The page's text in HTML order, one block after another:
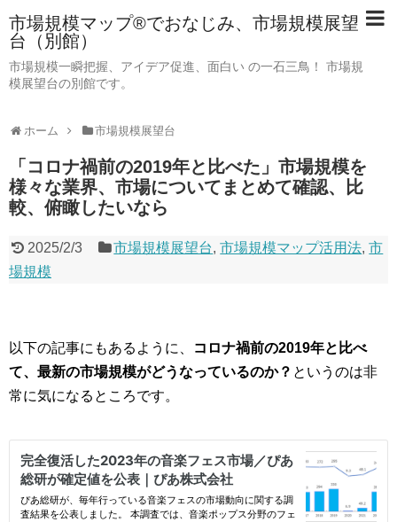
市場規模マップ®でおなじみ、市場規模展望
台（別館）
市場規模一瞬把握、アイデア促進、面白い の一石三鳥！ 市場規
模展望台の別館です。
ホーム 市場規模展望台
「コロナ禍前の2019年と比べた」市場規模を
様々な業界、市場についてまとめて確認、比
較、俯瞰したいなら
2025/2/3 市場規模展望台,市場規模マップ活用法,市
場規模
以下の記事にもあるように、
コロナ禍前の2019年と比べ
て、最新の市場規模がどうなっているのか？ というのは非
常に気になるところです。